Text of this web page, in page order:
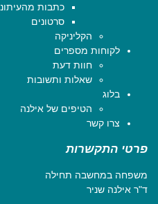
כתבות מהעיתונות
סרטונים
הקליניקה
לקוחות מספרים
חוות דעת
שאלות ותשובות
בלוג
הטיפים של אילנה
צרו קשר
פרטי התקשרות
משפחה במחשבה תחילה
ד"ר אילנה שניר